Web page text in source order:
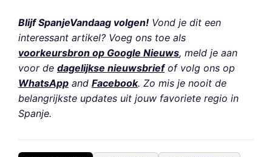
Blijf SpanjeVandaag volgen! Vond je dit een
interessant artikel? Voeg ons toe als
voorkeursbron op Google Nieuws, meld je aan
voor de dagelijkse nieuwsbriefof volg ons op
WhatsApp and Facebook. Zo mis je nooit de
belangrijkste updates uit jouw favoriete regio in
Spanje.